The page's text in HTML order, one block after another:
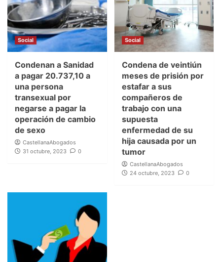
Social
Condenan a Sanidad
a pagar 20.737,10 a
una persona
transexual por
negarse a pagar la
operación de cambio
de sexo
CastellanaAbogados
31 octubre, 2023
0
Social
Condena de veintiún
meses de prisión por
estafar a sus
compañeros de
trabajo con una
supuesta
enfermedad de su
hija causada por un
tumor
CastellanaAbogados
24 octubre, 2023
0